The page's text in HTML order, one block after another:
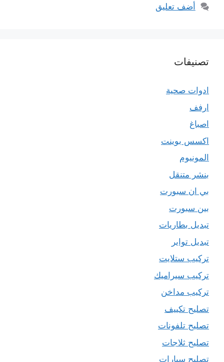
أضف تعليق
تصنيفات
ادوات صحية
ارفف
اصباغ
اكسس بوينت
المونيوم
بنشر متنقل
بي ان سبورت
بين سبورت
تبديل بطاريات
تبديل تواير
تركيب ستلايت
تركيب سيراميك
تركيب مداخن
تصليح تكييف
تصليح تلفونات
تصليح ثلاجات
تصليح سيارات